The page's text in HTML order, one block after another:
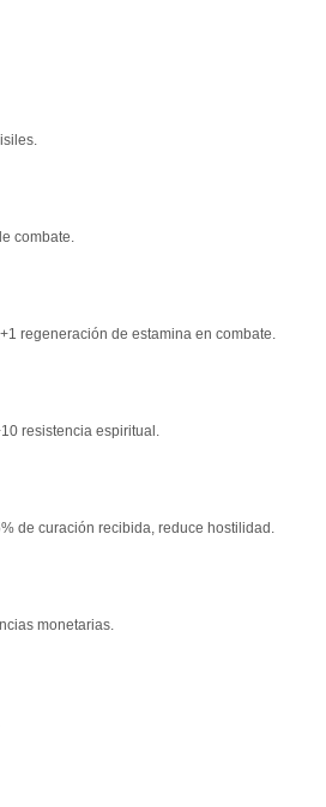
combate.
regeneración de estamina en combate.
resistencia espiritual.
de curación recibida, reduce hostilidad.
monetarias.